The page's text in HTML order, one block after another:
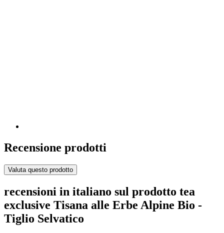
Recensione prodotti
Valuta questo prodotto
recensioni in italiano sul prodotto tea
exclusive Tisana alle Erbe Alpine Bio -
Tiglio Selvatico